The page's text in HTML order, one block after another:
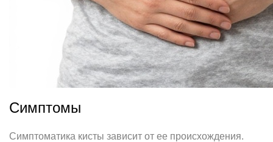
Симптомы
Симптоматика кисты зависит от ее происхождения.